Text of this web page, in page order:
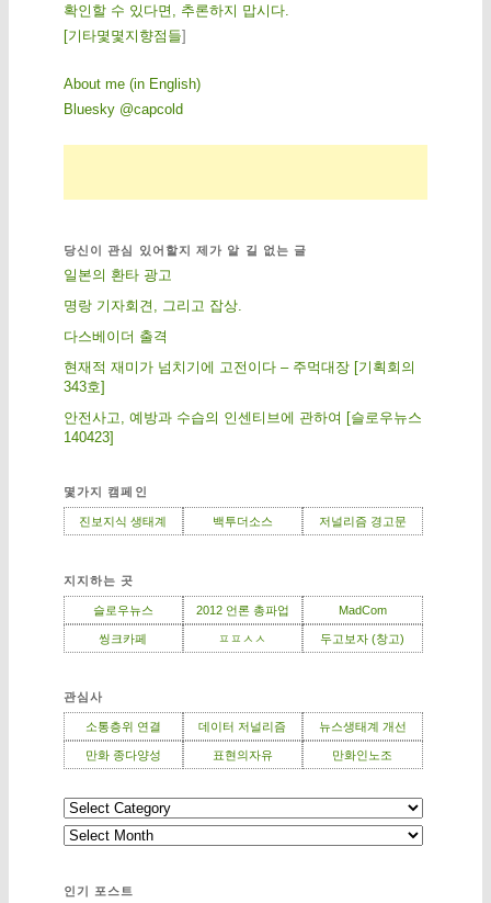
확인할 수 있다면, 추론하지 맙시다.
[기 타몇 몇 지 향점 들]
About me (in English)
Bluesky @capcold
당신이 관심 있어할지 제가 알 길 없는 글
일본의 환타 광고
명랑 기자회견, 그리고 잡상.
다스베이더 출격
현재적 재미가 넘치기에 고전이다 – 주먹대장 [기획회의
343호]
안전사고, 예방과 수습의 인센티브에 관하여 [슬로우뉴스
140423]
몇가지 캠페인
진보지식 생태계 백투더소스 저널리즘 경고문
지지하는 곳
슬로우뉴스 2012 언론 총파업 MadCom
씽크카페 ㅍㅍㅅㅅ 두고보자 (창고)
관심사
소통층위 연결 데이터 저널리즘 뉴스생태계 개선
만화 종다양성 표현의자유 만화인노조
인기 포스트